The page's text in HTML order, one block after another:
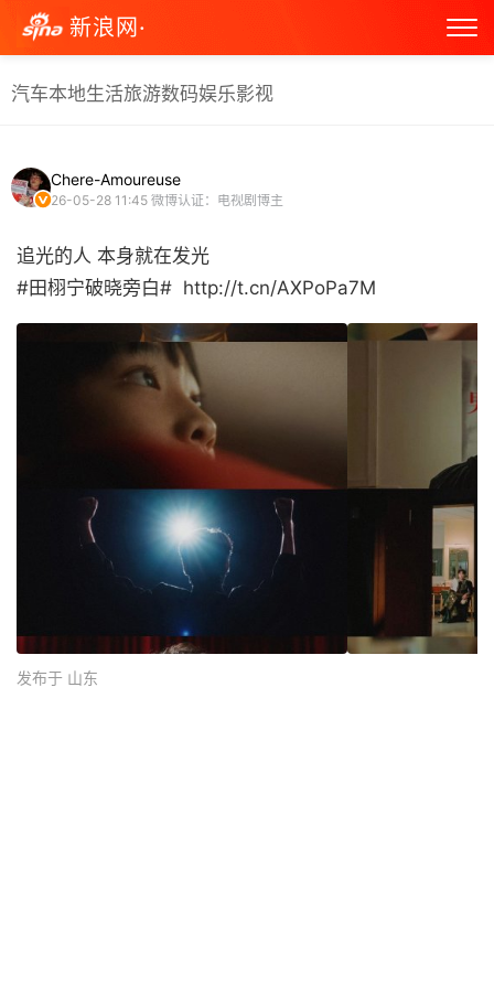
新浪网·
汽车本地生活旅游数码娱乐影视
Chere-Amoureuse
26-05-28 11:45 微博认证：电视剧博主
追光的人 本身就在发光
#田栩宁破晓旁白# ​ http://t.cn/AXPoPa7M ​
发布于 山东